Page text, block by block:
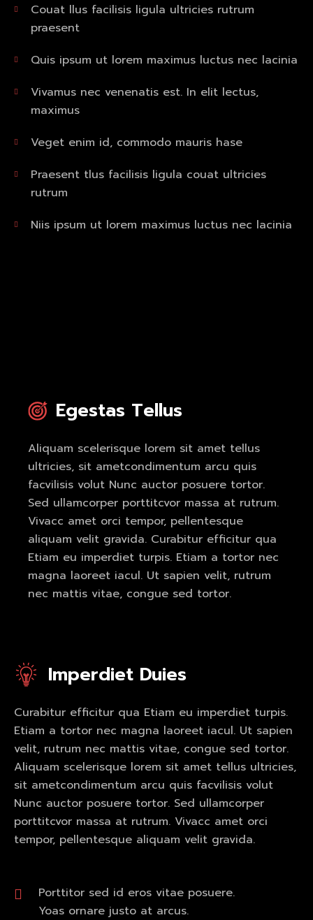
Couat llus facilisis ligula ultricies rutrum
praesent
Quis ipsum ut lorem maximus luctus nec lacinia
Vivamus nec venenatis est. In elit lectus,
maximus
Veget enim id, commodo mauris hase
Praesent tlus facilisis ligula couat ultricies
rutrum
Niis ipsum ut lorem maximus luctus nec lacinia
Egestas Tellus
Aliquam scelerisque lorem sit amet tellus
ultricies, sit ametcondimentum arcu quis
facvilisis volut Nunc auctor posuere tortor.
Sed ullamcorper porttitcvor massa at rutrum.
Vivacc amet orci tempor, pellentesque
aliquam velit gravida. Curabitur efficitur qua
Etiam eu imperdiet turpis. Etiam a tortor nec
magna laoreet iacul. Ut sapien velit, rutrum
nec mattis vitae, congue sed tortor.
Imperdiet Duies
Curabitur efficitur qua Etiam eu imperdiet turpis.
Etiam a tortor nec magna laoreet iacul. Ut sapien
velit, rutrum nec mattis vitae, congue sed tortor.
Aliquam scelerisque lorem sit amet tellus ultricies,
sit ametcondimentum arcu quis facvilisis volut
Nunc auctor posuere tortor. Sed ullamcorper
porttitcvor massa at rutrum. Vivacc amet orci
tempor, pellentesque aliquam velit gravida.
Porttitor sed id eros vitae posuere.
Yoas ornare justo at arcus.